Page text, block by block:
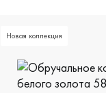
Новая коллекция